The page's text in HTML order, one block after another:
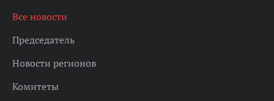
Все новости
Председатель
Новости регионов
Комитеты